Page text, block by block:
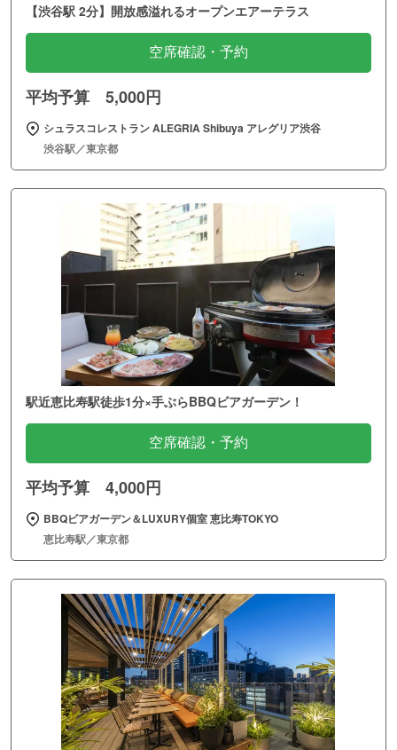
【渋谷駅 2分】開放感溢れるオープンエアーテラス
空席確認・予約
平均予算 5,000円
シュラスコレストラン ALEGRIA Shibuya アレグリア渋谷
渋谷駅／東京都
駅近恵比寿駅徒歩1分×手ぶらBBQビアガーデン！
空席確認・予約
平均予算 4,000円
BBQビアガーデン＆LUXURY個室 恵比寿TOKYO
恵比寿駅／東京都